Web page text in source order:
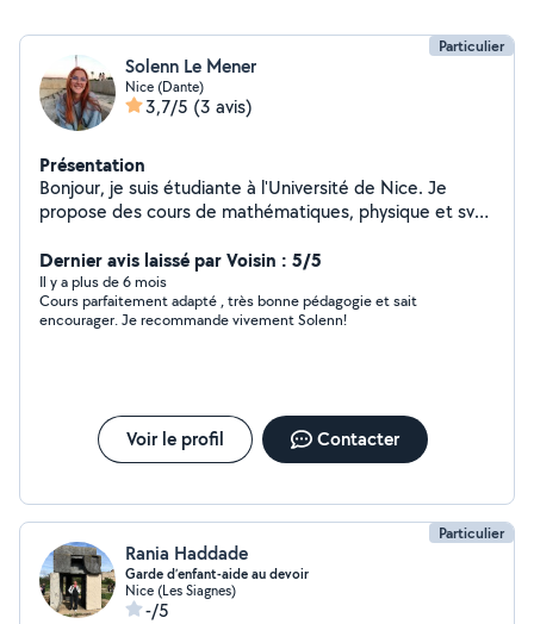
Particulier
Solenn Le Mener
Nice (Dante)
3,7/5 (3 avis)
Présentation
Bonjour, je suis étudiante à l'Université de Nice. Je
propose des cours de mathématiques, physique et svt
Dernier avis laissé par Voisin : 5/5
Il y a plus de 6 mois
Cours parfaitement adapté , très bonne pédagogie et sait
encourager. Je recommande vivement Solenn!
Voir le profil Contacter
Particulier
Rania Haddade
Garde d’enfant-aide au devoir
Nice (Les Siagnes)
-/5